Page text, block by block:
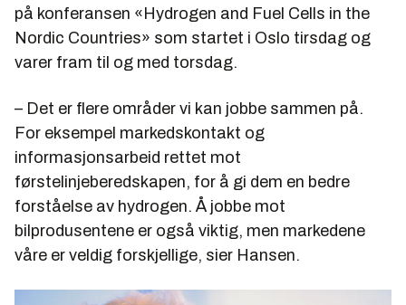
på konferansen «Hydrogen and Fuel Cells in the
Nordic Countries» som startet i Oslo tirsdag og
varer fram til og med torsdag.
– Det er flere områder vi kan jobbe sammen på.
For eksempel markedskontakt og
informasjonsarbeid rettet mot
førstelinjeberedskapen, for å gi dem en bedre
forståelse av hydrogen. Å jobbe mot
bilprodusentene er også viktig, men markedene
våre er veldig forskjellige, sier Hansen.